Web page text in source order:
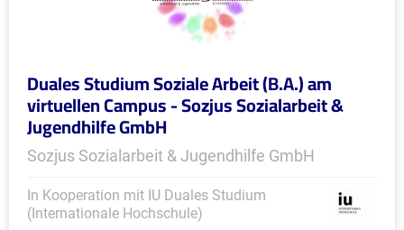
Duales Studium Soziale Arbeit (B.A.) am
virtuellen Campus - Sozjus Sozialarbeit &
Jugendhilfe GmbH
Sozjus Sozialarbeit & Jugendhilfe GmbH
In Kooperation mit IU Duales Studium
(Internationale Hochschule)